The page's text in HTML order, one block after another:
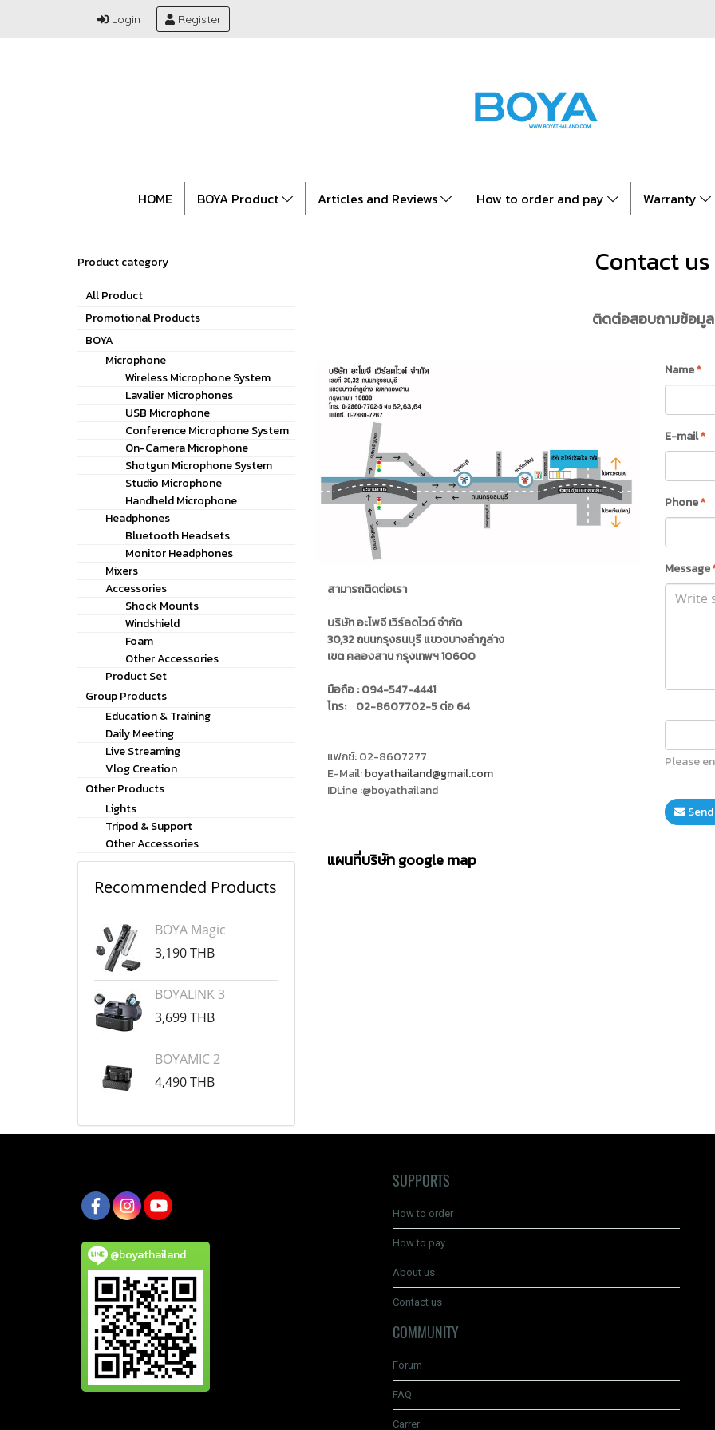
Login Register
HOME BOYA Product Articles and Reviews How to order and pay Warranty
Contact us
ติดต่อสอบถามข้อมูล
สามารถติดต่อเรา
บริษัท อะโพจี เวิร์ลดไวด์ จำกัด
30,32 ถนนกรุงธนบุรี แขวงบางลำภูล่าง
เขต คลองสาน กรุงเทพฯ 10600
มือถือ : 094-547-4441
โทร: 02-8607702-5 ต่อ 64
แฟกซ์: 02-8607277
E-Mail:boyathailand@gmail.com
IDLine :@boyathailand
แผนที่บริษัท google map
Name*
E-mail*
Phone*
Message
Please
Product category
All Product
Promotional Products
BOYA
Microphone
Wireless Microphone System
Lavalier Microphones
USB Microphone
Conference Microphone System
On-Camera Microphone
Shotgun Microphone System
Studio Microphone
Handheld Microphone
Headphones
Bluetooth Headsets
Monitor Headphones
Mixers
Accessories
Shock Mounts
Windshield
Foam
Other Accessories
Product Set
Group Products
Education & Training
Daily Meeting
Live Streaming
Vlog Creation
Other Products
Lights
Tripod & Support
Other Accessories
Recommended Products
BOYA Magic
3,190 THB
BOYALINK 3
3,699 THB
BOYAMIC 2
4,490 THB
@boyathailand
SUPPORTS
How to order
How to pay
About us
Contact us
COMMUNITY
Forum
FAQ
Carrer